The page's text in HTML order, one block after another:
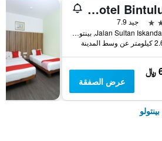
Li Hua Hotel Bintulu
جيد 7.9
Jalan Sultan Iskandar, بينتولو, ماليزيا
عن وسط المدينة
عرض الصفقة